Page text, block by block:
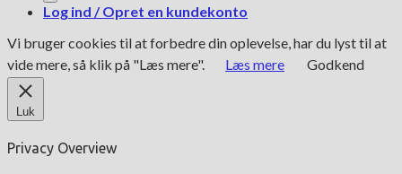
Log ind / Opret en kundekonto
Vi bruger cookies til at forbedre din oplevelse, har du lyst til at
vide mere, så klik på "Læs mere".
Læs mere Godkend
Luk
Privacy Overview